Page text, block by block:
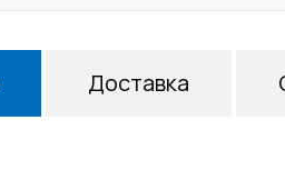
Доставка